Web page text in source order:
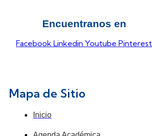
Encuentranos en
Facebook Linkedin Youtube Pinterest
Mapa de Sitio
Inicio